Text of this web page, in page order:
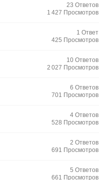
23 Ответов
1 427 Просмотров
1 Ответ
425 Просмотров
10 Ответов
2 027 Просмотров
6 Ответов
701 Просмотров
4 Ответов
528 Просмотров
2 Ответов
691 Просмотров
5 Ответов
661 Просмотров